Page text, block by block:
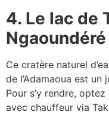
4. Le lac de
Ngaoundéré
Ce cratère naturel
de l’Adamaoua est un
Pour s’y rendre,
avec chauffeur via